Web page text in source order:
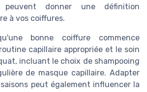
peuvent donner une définition
à vos coiffures.
bonne coiffure commence
capillaire appropriée et le soin
incluant le choix de shampooing
de masque capillaire. Adapter
peut également influencer la